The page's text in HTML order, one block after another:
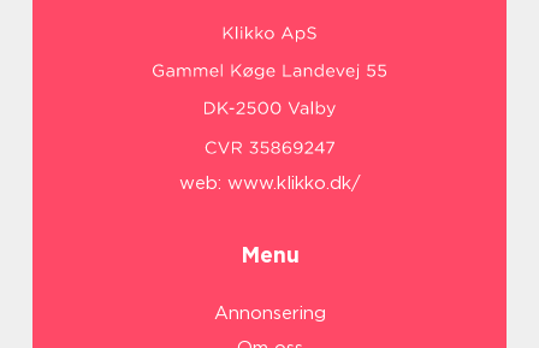
web: www.klikko.dk/
Menu
Annonsering